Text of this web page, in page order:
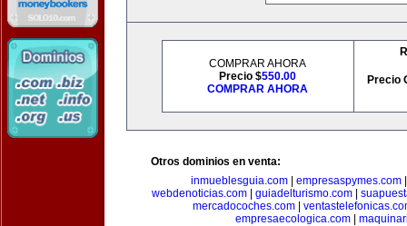
COMPRAR AHORA
Precio $550.00
COMPRAR AHORA
Precio
Otros dominios en venta:
inmueblesguia.com| empresaspymes.com
webdenoticias.com
guiadelturismo.com
mercadocoches.com|
empresaecologica.com